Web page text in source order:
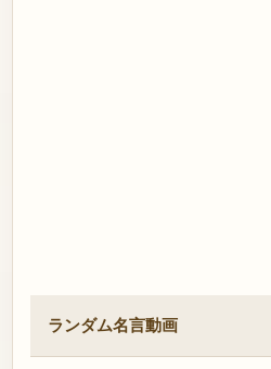
ランダム名言動画